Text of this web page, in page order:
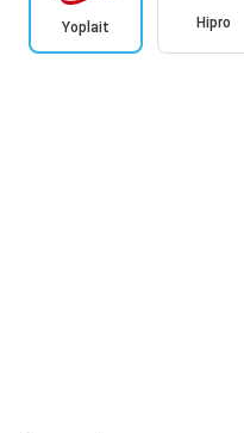
Yoplait Hipro